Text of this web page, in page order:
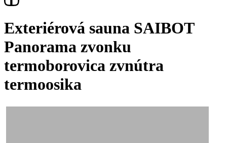
Exteriérová sauna SAIBOT
Panorama zvonku
termoborovica zvnútra
termoosika